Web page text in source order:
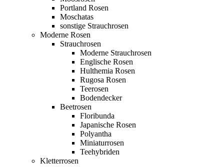
Portland Rosen
Moschatas
sonstige Strauchrosen
Moderne Rosen
Strauchrosen
Moderne Strauchrosen
Englische Rosen
Hulthemia Rosen
Rugosa Rosen
Teerosen
Bodendecker
Beetrosen
Floribunda
Japanische Rosen
Polyantha
Miniaturrosen
Teehybriden
Kletterrosen